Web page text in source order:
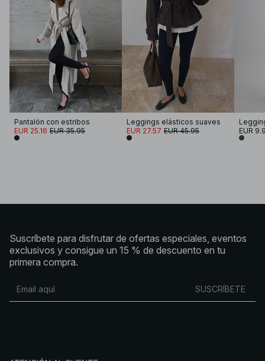
Pantalón con estribos
EUR 25.16 EUR 35.95
Leggings elásticos suaves
EUR 27.57 EUR 45.95 EUR
Suscríbete para disfrutar de ofertas especiales, eventos
exclusivos y consigue un 15 % de descuento en tu
primera compra.
SUSCRÍBETE